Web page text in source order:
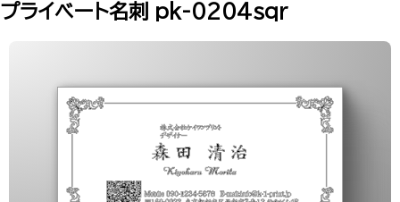
プライベート名刺 pk-0204sqr